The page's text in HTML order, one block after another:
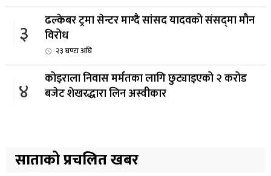
३
ढल्केबर ट्रमा सेन्टर माग्दै सांसद यादवको संसद्‌मा मौन
विरोध
२३ घण्टा अघि
४
कोइराला निवास मर्मतका लागि छुट्याइएको २ करोड
बजेट शेखरद्धारा लिन अस्वीकार
५
ठक्कर दिँदा किशोरको मृत्यु
१ दिन अघि
साताको प्रचलित खबर